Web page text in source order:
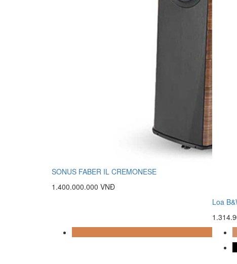
SONUS FABER IL CREMONESE
1.400.000.000 VNĐ
Loa